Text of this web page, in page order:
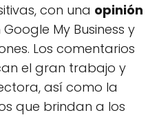
con una opinión
My Business y
Los comentarios
el gran trabajo y
así como la
que brindan a los